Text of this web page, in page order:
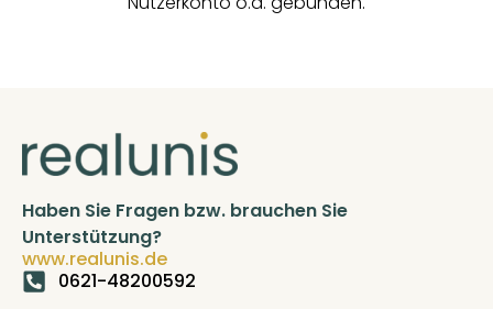
Haben Sie Fragen bzw. brauchen Sie
Unterstützung?
www.realunis.de
0621-48200592